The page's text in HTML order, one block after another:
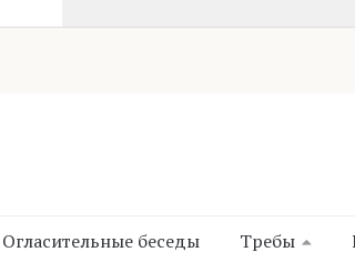
Огласительные беседы Требы